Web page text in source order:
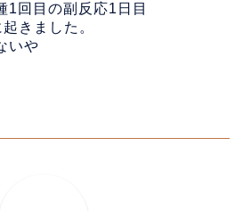
1回目の副反応1日目
きました。
いや